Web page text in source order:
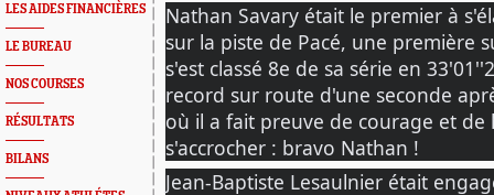
LES AIDES FINANCIÈRES
LE BUREAU
NOS COURSES
RÉSULTATS
BILANS
Nathan Savary était le premier à
sur la piste de Pacé, une première
s'est classé 8e de sa série en
record sur route d'une seconde
où il a fait preuve de courage et
s'accrocher : bravo Nathan !
Jean-Baptiste Lesaulnier était